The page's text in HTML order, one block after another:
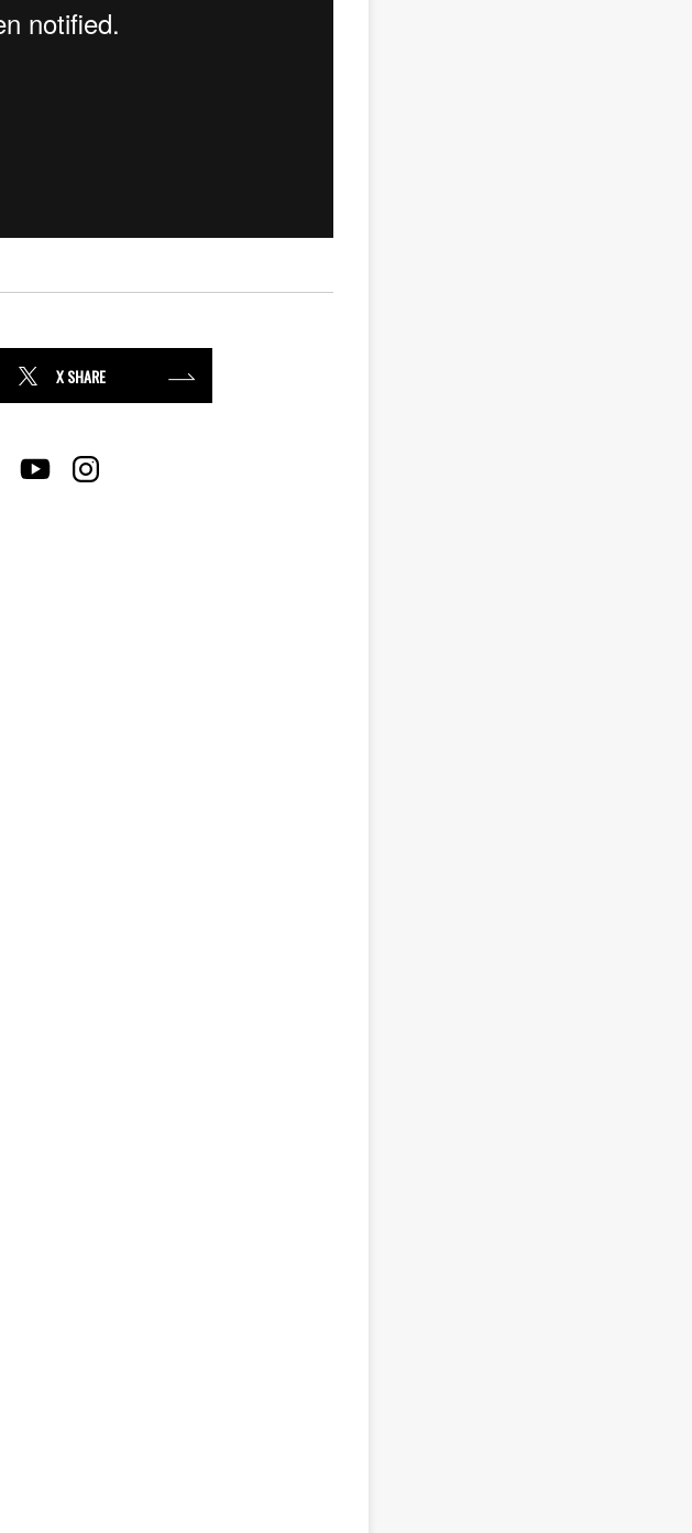
X SHARE